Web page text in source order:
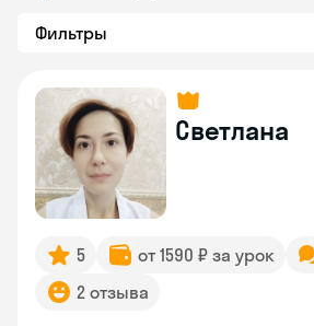
Фильтры
Светлана
5 от 1590 ₽ за урок
2 отзыва